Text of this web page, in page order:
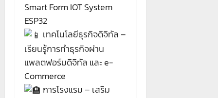
Smart Form IOT System
ESP32
เทคโนโลยีธุรกิจดิจิทัล –
เรียนรู้การทำธุรกิจผ่าน
แพลตฟอร์มดิจิทัล และ e-
Commerce
การโรงแรม – เสริม